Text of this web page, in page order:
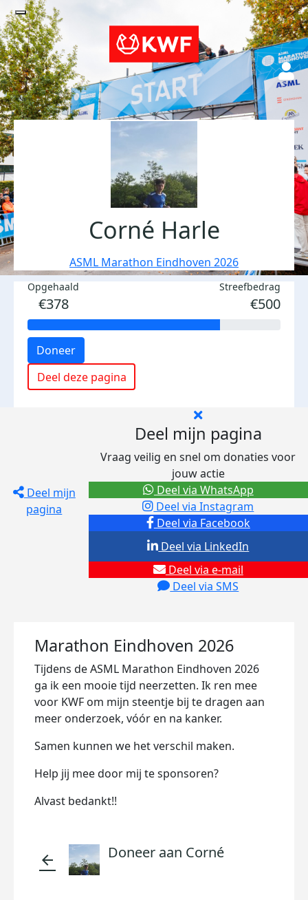
Corné Harle
ASML Marathon Eindhoven 2026
Opgehaald
€378
Streefbedrag
€500
Doneer
Deel deze pagina
Deel mijn
pagina
Deel mijn pagina
Vraag veilig en snel om donaties voor
jouw actie
Deel via Facebook
Deel via Instagram
Deel via e-mail
Deel via SMS
Deel via LinkedIn
Deel via WhatsApp
Marathon Eindhoven 2026
Tijdens de ASML Marathon Eindhoven 2026
ga ik een mooie tijd neerzetten. Ik ren mee
voor KWF om mijn steentje bij te dragen aan
meer onderzoek, vóór en na kanker.
Samen kunnen we het verschil maken.
Help jij mee door mij te sponsoren?
Alvast bedankt!!
arrow_back Doneer aan Corné